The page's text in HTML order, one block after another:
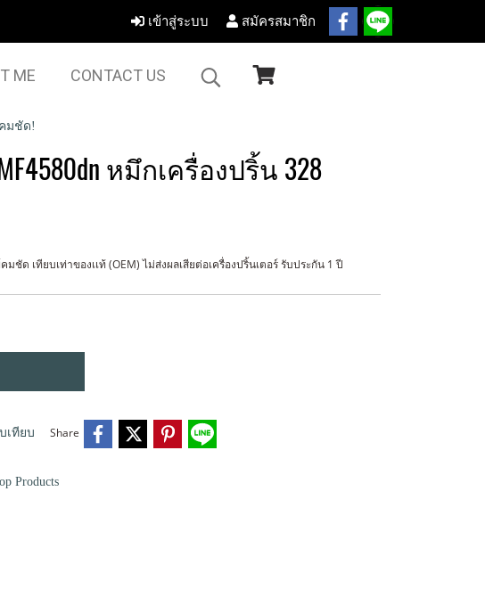
เข้าสู่ระบบ สมัครสมาชิก
ME CONTACT US
คมชัด!
MF4580dn หมึกเครื่องปริ้น 328
เทียบเท่าของเเท้ (OEM) ไม่ส่งผลเสียต่อเครื่องปริ้นเตอร์ รับประกัน 1 ปี
เทียบ Share
Products